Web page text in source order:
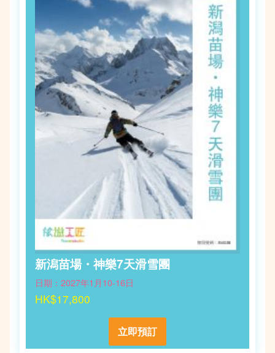
新潟苗場・神樂7天滑雪團
日期：2027年1月10-16日
HK$17,800
立即預訂